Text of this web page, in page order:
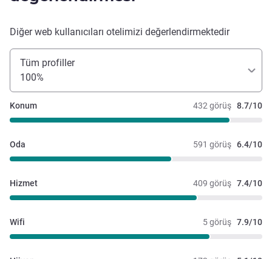
Diğer web kullanıcıları otelimizi değerlendirmektedir
Tüm profiller
100%
432 görüş 8.7/10
Konum
591 görüş 6.4/10
Oda
409 görüş 7.4/10
Hizmet
5 görüş 7.9/10
Wifi